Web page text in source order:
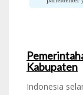
Kabupaten
Indonesia